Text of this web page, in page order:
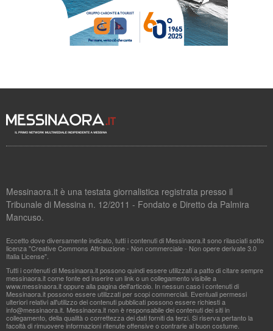
Messinaora.it è una testata giornalistica registrata presso il
Tribunale di Messina n. 12/2011 - Fondato e Diretto da Palmira
Mancuso.
Eccetto dove diversamente indicato, tutti i contenuti di Messinaora.it sono rilasciati sotto
licenza "Creative Commons Attribuzione - Non commerciale - Non opere derivate 3.0
Italia License".
Tutti i contenuti di Messinaora.it possono quindi essere utilizzati a patto di citare sempre
messinaora.it come fonte ed inserire un link o un collegamento visibile a
www.messinaora.it oppure alla pagina dell'articolo. In nessun caso i contenuti di
Messinaora.it possono essere utilizzati per scopi commerciali. Eventuali permessi
ulteriori relativi all'utilizzo dei contenuti pubblicati possono essere richiesti a
info@messinaora.it . Messinaora.it non è responsabile dei contenuti dei siti in
collegamento, della qualità o correttezza dei dati forniti da terzi. Si riserva pertanto la
facoltà di rimuovere informazioni ritenute offensive o contrarie al buon costume.